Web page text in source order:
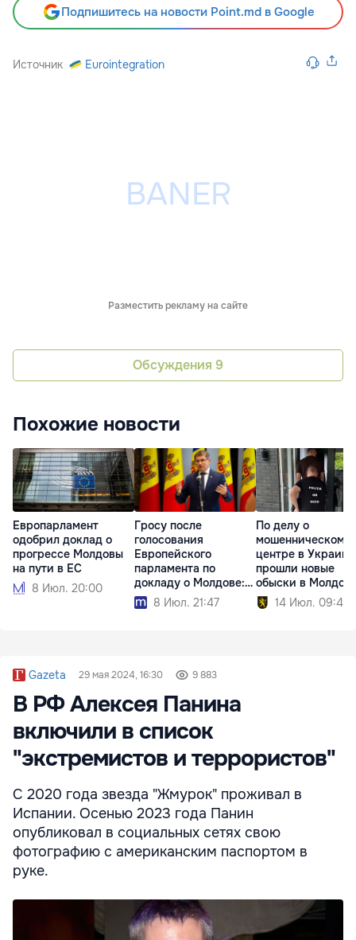
Подпишитесь на новости Point.md в Google
Источник Eurointegration
Разместить рекламу на сайте
Обсуждения 9
Похожие новости
Европарламент
одобрил доклад о
прогрессе Молдовы
на пути в ЕС
8 Июл. 20:00
Гросу после
голосования
Европейского
парламента по
докладу о Молдове:
Мы идем вперед
8 Июл. 21:47
По делу о
мошенническом
центре в Украине
прошли новые
обыски в
14 Июл. 09:40
Gazeta 29 мая 2024, 16:30 9 883
В РФ Алексея Панина
включили в список
"экстремистов и террористов"
С 2020 года звезда "Жмурок" проживал в
Испании. Осенью 2023 года Панин
опубликовал в социальных сетях свою
фотографию с американским паспортом в
руке.